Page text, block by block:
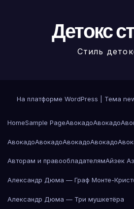
Детокс
Стиль
На платформе WordPress Тема
HomeSample PageАвокадоАвокадо
АвокадоАвокадоАвокадоАвокадо
Авторам и правообладателямАйзек
Александр Дюма — Граф Монте-
Александр Дюма — Три мушкетёра